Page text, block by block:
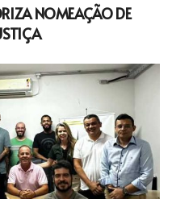
NOMEAÇÃO DE